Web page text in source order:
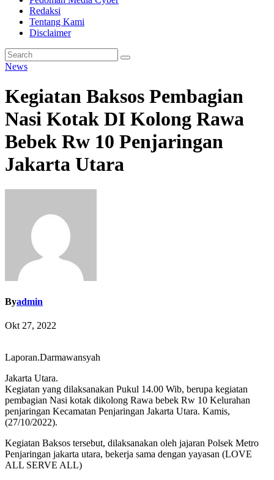
Redaksi
Tentang Kami
Disclaimer
News
Kegiatan Baksos Pembagian
Nasi Kotak DI Kolong Rawa
Bebek Rw 10 Penjaringan
Jakarta Utara
Byadmin
Okt 27, 2022
Laporan.Darmawansyah
Jakarta Utara.
Kegiatan yang dilaksanakan Pukul 14.00 Wib, berupa kegiatan
pembagian Nasi kotak dikolong Rawa bebek Rw 10 Kelurahan
penjaringan Kecamatan Penjaringan Jakarta Utara. Kamis,
(27/10/2022).
Kegiatan Baksos tersebut, dilaksanakan oleh jajaran Polsek Metro
Penjaringan jakarta utara, bekerja sama dengan yayasan (LOVE
ALL SERVE ALL)